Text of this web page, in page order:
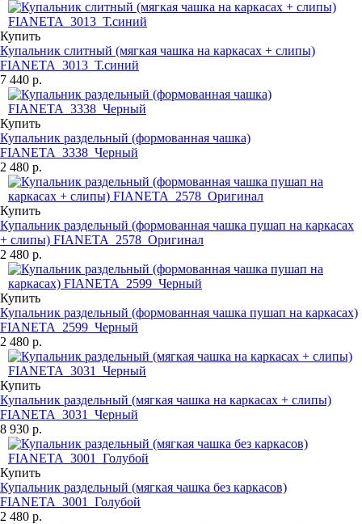
Купить
Купальник слитный (мягкая чашка на каркасах + слипы)
FIANETA_3013_Т.синий
7 440 р.
Купить
Купальник раздельный (формованная чашка)
FIANETA_3338_Черный
2 480 р.
Купить
Купальник раздельный (формованная чашка пушап на каркасах
+ слипы) FIANETA_2578_Оригинал
2 480 р.
Купить
Купальник раздельный (формованная чашка пушап на каркасах)
FIANETA_2599_Черный
2 480 р.
Купить
Купальник раздельный (мягкая чашка на каркасах + слипы)
FIANETA_3031_Черный
8 930 р.
Купить
Купальник раздельный (мягкая чашка без каркасов)
FIANETA_3001_Голубой
2 480 р.